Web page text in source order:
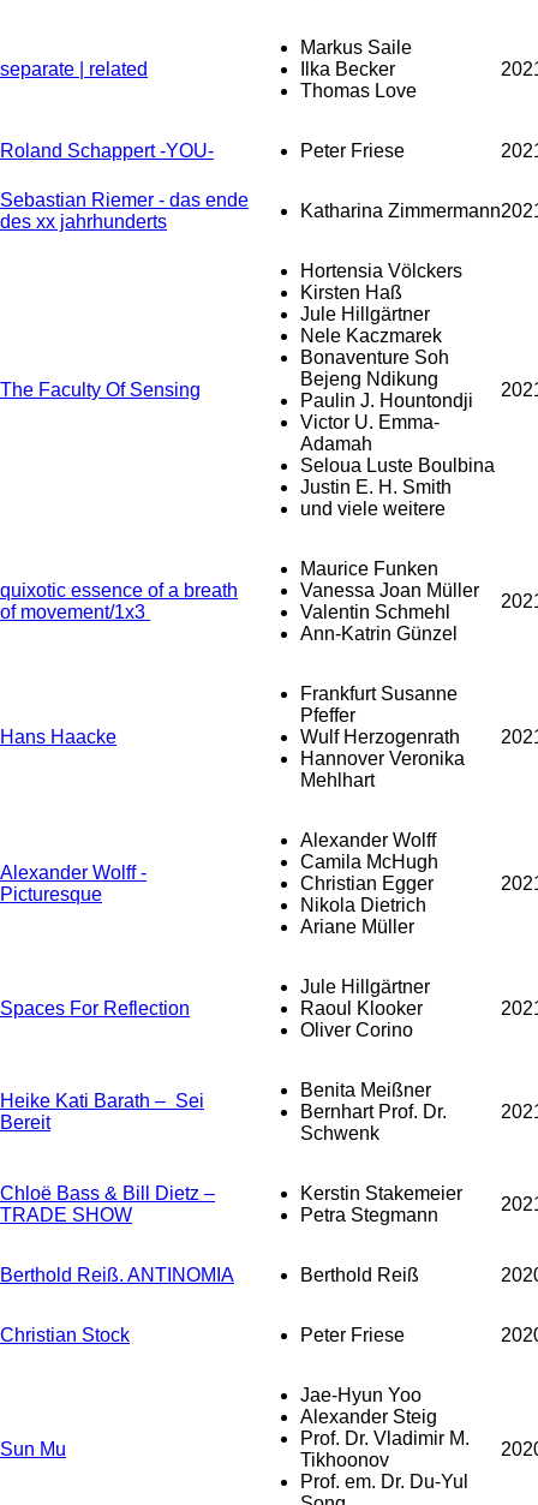
separate | related
Markus Saile
Ilka Becker
Thomas Love
Roland Schappert -YOU- Peter Friese
Sebastian Riemer - das ende
des xx jahrhunderts
Katharina Zimmermann
The Faculty Of Sensing
Hortensia Völckers
Kirsten Haß
Jule Hillgärtner
Nele Kaczmarek
Bonaventure Soh
Bejeng Ndikung
Paulin J. Hountondji
Victor U. Emma-
Adamah
Seloua Luste Boulbina
Justin E. H. Smith
und viele weitere
quixotic essence of a breath
of movement/1x3
Maurice Funken
Vanessa Joan Müller
Valentin Schmehl
Ann-Katrin Günzel
Hans Haacke
Frankfurt Susanne
Pfeffer
Wulf Herzogenrath
Hannover Veronika
Mehlhart
Alexander Wolff -
Picturesque
Alexander Wolff
Camila McHugh
Christian Egger
Nikola Dietrich
Ariane Müller
Spaces For Reflection
Jule Hillgärtner
Raoul Klooker
Oliver Corino
Heike Kati Barath – Sei
Bereit
Benita Meißner
Bernhart Prof. Dr.
Schwenk
Chloë Bass & Bill Dietz –
TRADE SHOW
Kerstin Stakemeier
Petra Stegmann
Berthold Reiß. ANTINOMIA Berthold Reiß
Christian Stock Peter Friese
Sun Mu
Jae-Hyun Yoo
Alexander Steig
Prof. Dr. Vladimir M.
Tikhoonov
Prof. em. Dr. Du-Yul